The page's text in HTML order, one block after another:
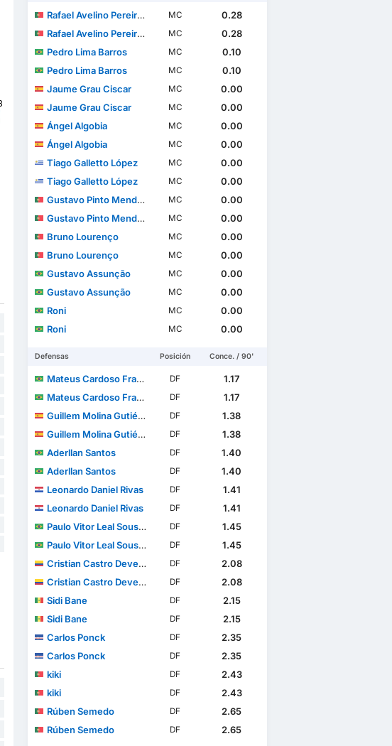
Rafael Avelino Pereira Pinto Barbosa MC
0.28
Rafael Avelino Pereira Pinto Barbosa
MC
0.28
Pedro Lima Barros
MC
0.10
Pedro Lima Barros
MC
0.10
Jaume Grau Ciscar
MC
0.00
Jaume Grau Ciscar
MC
0.00
Ángel Algobia
MC
0.00
Ángel Algobia
MC
0.00
Tiago Galletto López
MC
0.00
Tiago Galletto López
MC
0.00
Gustavo Pinto Mendonça
MC
0.00
Gustavo Pinto Mendonça
MC
0.00
Bruno Lourenço
MC
0.00
Bruno Lourenço
MC
0.00
Gustavo Assunção
MC
0.00
Gustavo Assunção
MC
0.00
Roni
MC
0.00
Roni
MC 0.00
Defensas Posición Conce. / 90'
Mateus Cardoso Francisco DF
1.17
Mateus Cardoso Francisco
DF
1.17
Guillem Molina Gutiérrez
DF
1.38
Guillem Molina Gutiérrez
DF
1.38
Aderllan Santos
DF
1.40
Aderllan Santos
DF
1.40
Leonardo Daniel Rivas
DF
1.41
Leonardo Daniel Rivas
DF
1.41
Paulo Vitor Leal Sousa Lima
DF
1.45
Paulo Vitor Leal Sousa Lima
DF
1.45
Cristian Castro Devenish
DF
2.08
Cristian Castro Devenish
DF
2.08
Sidi Bane
DF
2.15
Sidi Bane
DF
2.15
Carlos Ponck
DF
2.35
Carlos Ponck
DF
2.35
kiki
DF
2.43
kiki
DF
2.43
Rúben Semedo
DF
2.65
Rúben Semedo
DF 2.65